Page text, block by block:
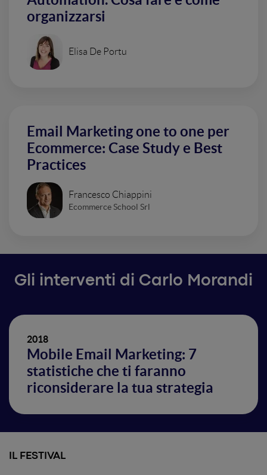
organizzarsi
Elisa De Portu
Email Marketing one to one per
Ecommerce: Case Study e Best
Practices
Francesco Chiappini
Ecommerce School Srl
Gli interventi di Carlo Morandi
2018
Mobile Email Marketing: 7
statistiche che ti faranno
riconsiderare la tua strategia
IL FESTIVAL